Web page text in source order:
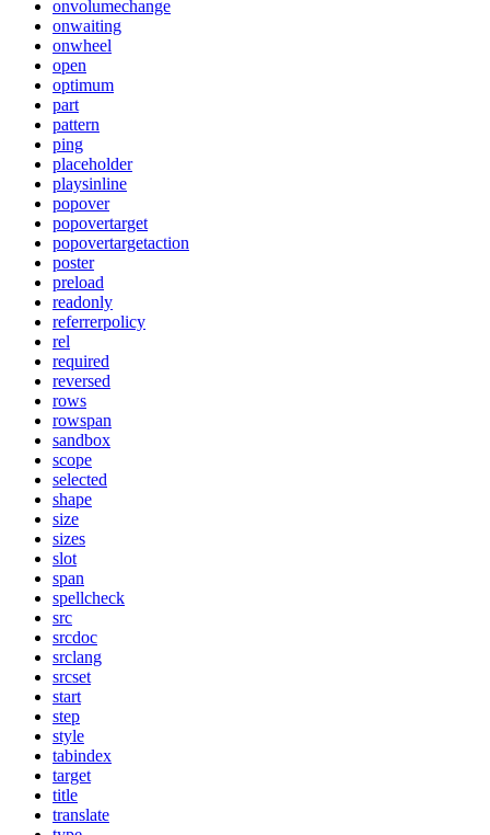
onvolumechange
onwaiting
onwheel
open
optimum
part
pattern
ping
placeholder
playsinline
popover
popovertarget
popovertargetaction
poster
preload
readonly
referrerpolicy
rel
required
reversed
rows
rowspan
sandbox
scope
selected
shape
size
sizes
slot
span
spellcheck
src
srcdoc
srclang
srcset
start
step
style
tabindex
target
title
translate